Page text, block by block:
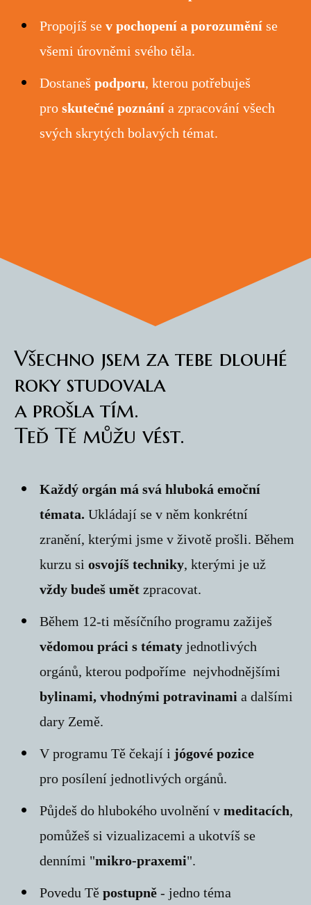
Propojíš sev pochopení a porozumění se
všemi úrovněmi svého těla.
Dostanešpodporu, kterou potřebuješ
proskutečné poznání a zpracování všech
svých skrytých bolavých témat.
Všechno jsem za tebe dlouhé
roky studovala
a prošla tím.
Teď Tě můžu vést.
Každý orgán má svá hluboká emoční
témata.Ukládají se v něm konkrétní
zranění, kterými jsme v životě prošli. Během
kurzu siosvojíš techniky, kterými je už
vždy budeš umět zpracovat.
Během 12-ti měsíčního programu zažiješ
vědomou práci s tématy jednotlivých
orgánů, kterou podpoříme nejvhodnějšími
bylinami, vhodnými potravinami a dalšími
dary Země.
V programu Tě čekají i jógové pozice
pro posílení jednotlivých orgánů.
Půjdeš do hlubokého uvolnění v meditacích,
pomůžeš si vizualizacemi a ukotvíš se
denními "mikro-praxemi".
Povedu Těpostupně - jedno téma